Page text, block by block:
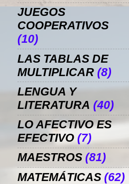
JUEGOS
COOPERATIVOS
(10)
LAS TABLAS DE
MULTIPLICAR (8)
LENGUA Y
LITERATURA (40)
LO AFECTIVO ES
EFECTIVO (7)
MAESTROS (81)
MATEMÁTICAS (62)